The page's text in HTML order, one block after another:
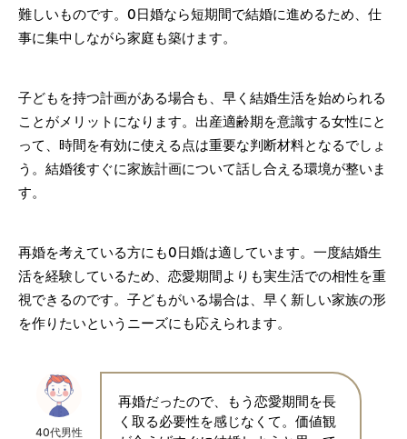
難しいものです。0日婚なら短期間で結婚に進めるため、仕
事に集中しながら家庭も築けます。
子どもを持つ計画がある場合も、早く結婚生活を始められる
ことがメリットになります。出産適齢期を意識する女性にと
って、時間を有効に使える点は重要な判断材料となるでしょ
う。結婚後すぐに家族計画について話し合える環境が整いま
す。
再婚を考えている方にも0日婚は適しています。一度結婚生
活を経験しているため、恋愛期間よりも実生活での相性を重
視できるのです。子どもがいる場合は、早く新しい家族の形
を作りたいというニーズにも応えられます。
40代男性
再婚だったので、もう恋愛期間を長
く取る必要性を感じなくて。価値観